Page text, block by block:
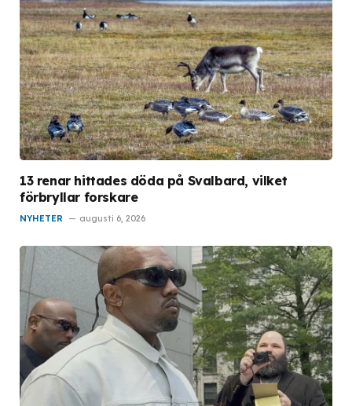
13 renar hittades döda på Svalbard, vilket
förbryllar forskare
NYHETER augusti 6, 2026